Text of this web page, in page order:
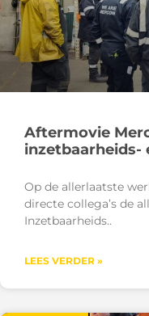
Aftermovie
inzetbaarheids-
Op de allerlaatste
directe collega’s de
Inzetbaarheids
LEES VERDER »